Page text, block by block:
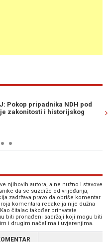
Pokop pripadnika NDH pod
zakonitosti i historijskog
njihovih autora, a ne nužno i stavove
da se suzdrže od vrijeđanja,
zadržava pravo da obriše komentar
komentara redakcija nije dužna
čitalac također prihvatate
biti pronađeni sadržaji koji mogu biti
i drugim načelima i uvjerenjima.